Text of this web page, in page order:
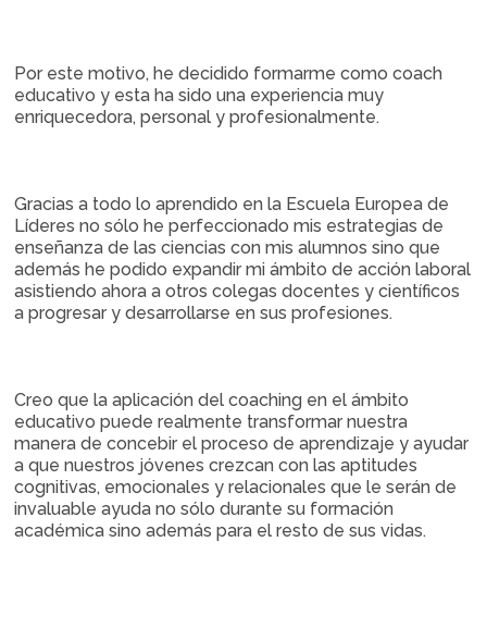
Por este motivo, he decidido formarme como coach
educativo y esta ha sido una experiencia muy
enriquecedora, personal y profesionalmente.
Gracias a todo lo aprendido en la Escuela Europea de
Líderes no sólo he perfeccionado mis estrategias de
enseñanza de las ciencias con mis alumnos sino que
además he podido expandir mi ámbito de acción laboral
asistiendo ahora a otros colegas docentes y científicos
a progresar y desarrollarse en sus profesiones.
Creo que la aplicación del coaching en el ámbito
educativo puede realmente transformar nuestra
manera de concebir el proceso de aprendizaje y ayudar
a que nuestros jóvenes crezcan con las aptitudes
cognitivas, emocionales y relacionales que le serán de
invaluable ayuda no sólo durante su formación
académica sino además para el resto de sus vidas.